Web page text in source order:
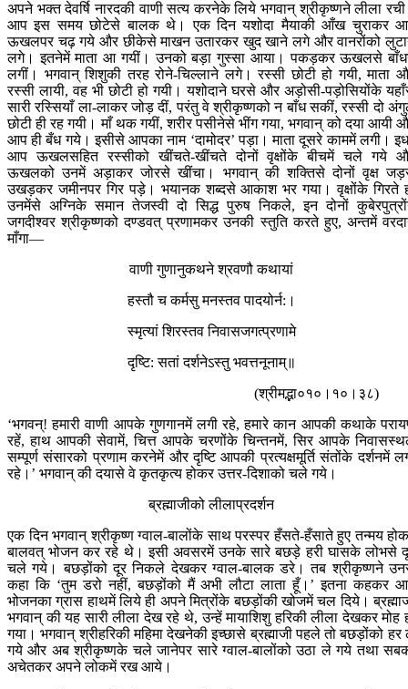
अपने भक्त देवर्षि नारदकी वाणी सत्य करनेके लिये भगवान् श्रीकृष्णने लीला
आप इस समय छोटेसे बालक थे। एक दिन यशोदा मैयाकी आँख चुराकर
ऊखलपर चढ़ गये और छीकेसे माखन उतारकर खुद खाने लगे और वानरोंको
लगे। इतनेमें माता आ गयीं। उनको बड़ा गुस्सा आया। पकड़कर ऊखलसे
लगीं। भगवान् शिशुकी तरह रोने-चिल्लाने लगे। रस्सी छोटी हो गयी, माता
रस्सी लायी, वह भी छोटी हो गयी। यशोदाने घरसे और अड़ोसी-पड़ोसियोंके
सारी रस्सियाँ ला-लाकर जोड़ दीं, परंतु वे श्रीकृष्णको न बाँध सकीं, रस्सी दो
छोटी ही रह गयी। माँ थक गयीं, शरीर पसीनेसे भींग गया, भगवान् को दया आयी
आप ही बँध गये। इसीसे आपका नाम ‘दामोदर’ पड़ा। माता दूसरे काममें लगी।
आप ऊखलसहित रस्सीको खींचते-खींचते दोनों वृक्षोंके बीचमें चले गये
ऊखलको उनमें अड़ाकर जोरसे खींचा। भगवान् की शक्तिसे दोनों वृक्ष
उखड़कर जमीनपर गिर पड़े। भयानक शब्दसे आकाश भर गया। वृक्षोंके गिरते
उनमेंसे अग्निके समान तेजस्वी दो सिद्ध पुरुष निकले, इन दोनों
जगदीश्वर श्रीकृष्णको दण्डवत् प्रणामकर उनकी स्तुति करते हुए, अन्तमें
माँगा—
वाणी गुणानुकथने श्रवणौ कथायां
हस्तौ च कर्मसु मनस्तव पादयोर्न:।
स्मृत्यां शिरस्तव निवासजगत्प्रणामे
दृष्टि: सतां दर्शनेऽस्तु भवत्तनूनाम्॥
(श्रीमद्भा०१०।१०।३८)
‘भगवन्! हमारी वाणी आपके गुणगानमें लगी रहे, हमारे कान आपकी कथाके
रहें, हाथ आपकी सेवामें, चित्त आपके चरणोंके चिन्तनमें, सिर आपके
सम्पूर्ण संसारको प्रणाम करनेमें और दृष्टि आपकी प्रत्यक्षमूर्ति संतोंके दर्शनमें
रहे।’ भगवान् की दयासे वे कृतकृत्य होकर उत्तर-दिशाको चले गये।
ब्रह्माजीको लीलाप्रदर्शन
एक दिन भगवान् श्रीकृष्ण ग्वाल-बालोंके साथ परस्पर हँसते-हँसाते हुए तन्मय
बालवत् भोजन कर रहे थे। इसी अवसरमें उनके सारे बछड़े हरी घासके लोभसे
चले गये। बछड़ोंको दूर निकले देखकर ग्वाल-बालक डरे। तब श्रीकृष्णने
कहा कि ‘तुम डरो नहीं, बछड़ोंको मैं अभी लौटा लाता हूँ।’ इतना कहकर
भोजनका ग्रास हाथमें लिये ही अपने मित्रोंके बछड़ोंकी खोजमें चल दिये।
भगवान् की यह सारी लीला देख रहे थे, उन्हें मायाशिशु हरिकी लीला देखकर मोह
गया। भगवान् श्रीहरिकी महिमा देखनेकी इच्छासे ब्रह्माजी पहले तो बछड़ोंको हर
गये और अब श्रीकृष्णके चले जानेपर सारे ग्वाल-बालोंको उठा ले गये तथा
अचेतकर अपने लोकमें रख आये।